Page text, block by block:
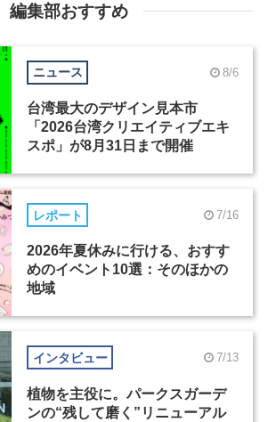
編集部おすすめ
ニュース 8/6
台湾最大のデザイン見本市
「2026台湾クリエイティブエキ
スポ」が8月31日まで開催
レポート 7/16
2026年夏休みに行ける、おすす
めのイベント10選：そのほかの
地域
インタビュー 7/13
植物を主役に。パークスガーデ
ンの“残して磨く”リニューアル